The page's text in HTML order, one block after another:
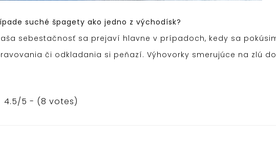
suché špagety ako jedno z východísk?
sebestačnosť sa prejaví hlavne v prípadoch, kedy sa
či odkladania si peňazí. Výhovorky smerujúce na zlú
4.5/5 - (8 votes)